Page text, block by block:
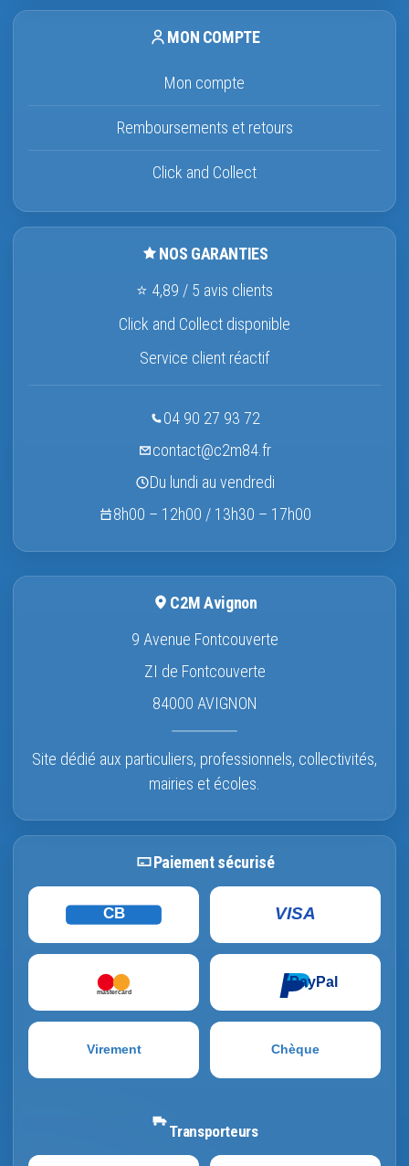
MON COMPTE
Mon compte
Remboursements et retours
Click and Collect
NOS GARANTIES
⭐ 4,89 / 5 avis clients
Click and Collect disponible
Service client réactif
04 90 27 93 72
contact@c2m84.fr
Du lundi au vendredi
8h00 – 12h00 / 13h30 – 17h00
C2M Avignon
9 Avenue Fontcouverte
ZI de Fontcouverte
84000 AVIGNON
Site dédié aux particuliers, professionnels, collectivités,
mairies et écoles.
Paiement sécurisé
CB VISA
mastercard
PayPal
Virement Chèque
Transporteurs